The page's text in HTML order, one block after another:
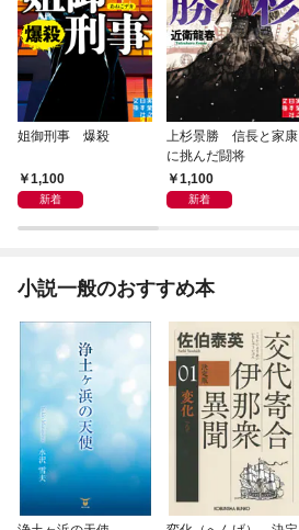
姐御刑事 爆殺
1,100
新着
上杉景勝 信長と家康
に挑んだ闘将
1,100
新着
小説一般のおすすめ本